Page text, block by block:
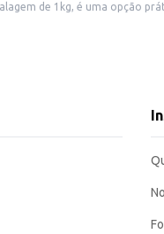
de 1kg, é uma opção
preparações.
para garantir o